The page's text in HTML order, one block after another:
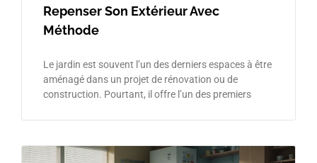
Repenser Son Extérieur Avec
Méthode
Le jardin est souvent l’un des derniers espaces à être
aménagé dans un projet de rénovation ou de
construction. Pourtant, il offre l’un des premiers